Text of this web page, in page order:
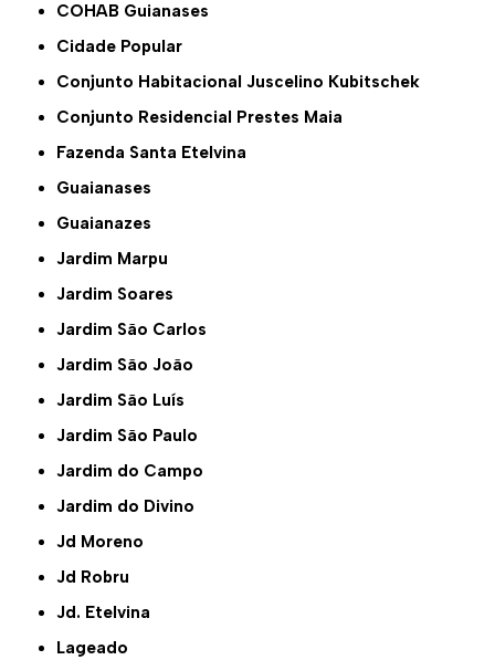
COHAB Guianases
Cidade Popular
Conjunto Habitacional Juscelino Kubitschek
Conjunto Residencial Prestes Maia
Fazenda Santa Etelvina
Guaianases
Guaianazes
Jardim Marpu
Jardim Soares
Jardim São Carlos
Jardim São João
Jardim São Luís
Jardim São Paulo
Jardim do Campo
Jardim do Divino
Jd Moreno
Jd Robru
Jd. Etelvina
Lageado